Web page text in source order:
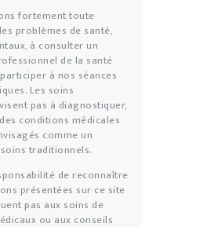
fortement toute
problèmes de santé,
à consulter un
de la santé
à nos séances
Les soins
pas à diagnostiquer,
conditions médicales
comme un
traditionnels.
de reconnaître
présentées sur ce site
pas aux soins de
ou aux conseils